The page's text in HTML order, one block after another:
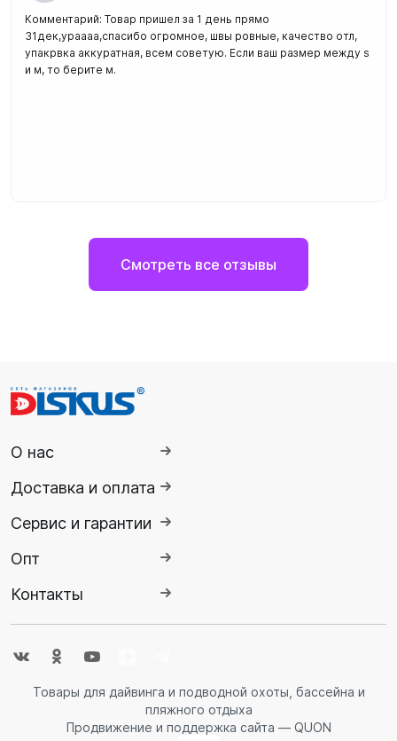
Комментарий: Товар пришел за 1 день прямо
31дек,ураааа,спасибо огромное, швы ровные, качество отл,
упакрвка аккуратная, всем советую. Если ваш размер между s
и м, то берите м.
Смотреть все отзывы
О нас
Доставка и оплата
Сервис и гарантии
Опт
Контакты
Товары для дайвинга и подводной охоты, бассейна и
пляжного отдыха
Продвижение и поддержка сайта — QUON